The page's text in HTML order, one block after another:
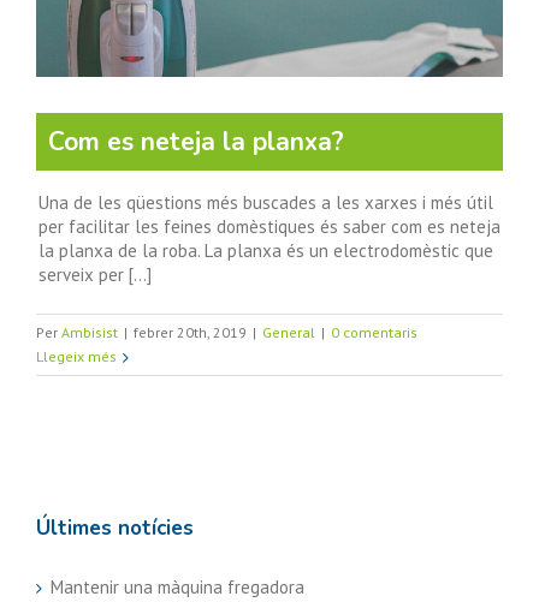
Com es neteja la planxa?
Una de les qüestions més buscades a les xarxes i més útil
per facilitar les feines domèstiques és saber com es neteja
la planxa de la roba. La planxa és un electrodomèstic que
serveix per [...]
Per Ambisist | febrer 20th, 2019 | General | 0 comentaris
Llegeix més
Últimes notícies
Mantenir una màquina fregadora